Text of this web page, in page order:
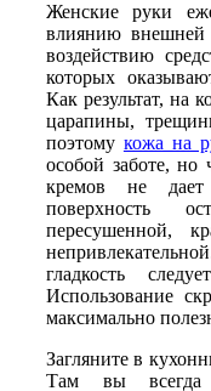
Женские руки
влиянию внешней
воздействию
которых
Как результат, на
царапины,
поэтому кожа на
особой заботе, но
кремов не дает
поверхность
пересушенной,
гладкость
Использование
максимально
Загляните в
Там вы всегда